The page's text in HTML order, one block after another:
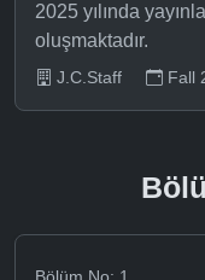
2025 yılında
oluşmaktadır.
J.C.Staff Fall